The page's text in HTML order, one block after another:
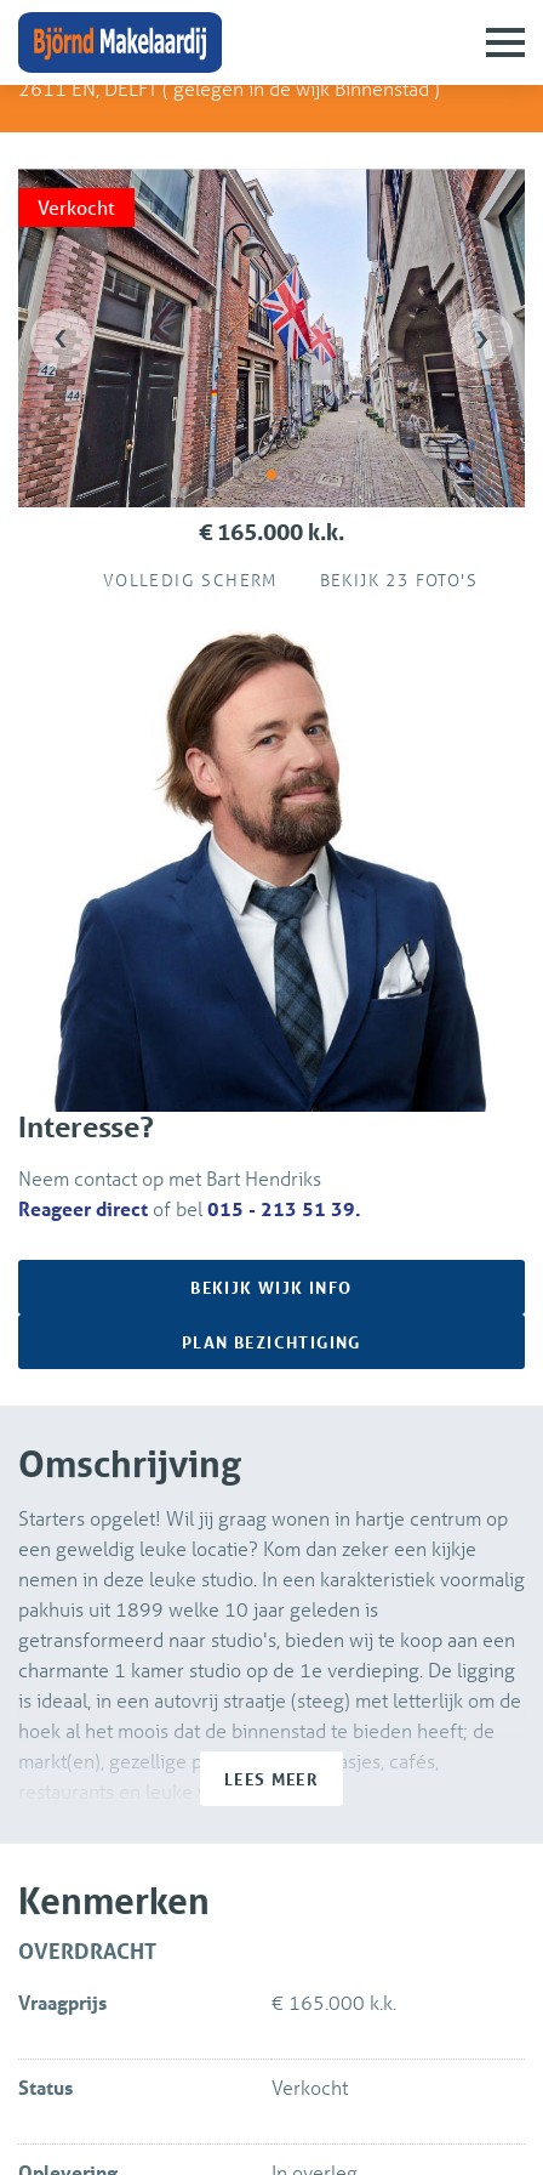
Molstraat 46 C
2611 EN, DELFT (gelegen in de wijk Binnenstad)
Verkocht
‹ ›
€ 165.000 k.k.
VOLLEDIG SCHERM BEKIJK 23 FOTO'S
Interesse?
Neem contact op met Bart Hendriks
Reageer direct of bel 015 - 213 51 39.
BEKIJK WIJK INFO
PLAN BEZICHTIGING
Omschrijving
Starters opgelet! Wil jij graag wonen in hartje centrum op
een geweldig leuke locatie? Kom dan zeker een kijkje
nemen in deze leuke studio. In een karakteristiek voormalig
pakhuis uit 1899 welke 10 jaar geleden is
getransformeerd naar studio's, bieden wij te koop aan een
charmante 1 kamer studio op de 1e verdieping. De ligging
is ideaal, in een autovrij straatje (steeg) met letterlijk om de
hoek al het moois dat de binnenstad te bieden heeft; de
markt(en), gezellige pleintjes met terrasjes, cafés,
restaurants en leuke winkels.
De indeling is als volgt:
Begane grond:
Hoofdentree met trappenhuis naar de studio's.
1e verdieping:
en droger voor alle studio's.
LEES MEER
Kenmerken
OVERDRACHT
Vraagprijs € 165.000 k.k.
Status Verkocht